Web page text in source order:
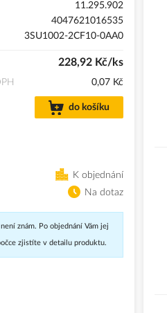
11.295.902
4047621016535
3SU1002-2CF10-0AA0
228,92 Kč/ks
0,07 Kč
do košíku
K objednání
Na dotaz
znám. Po objednání Vám jej
zjistíte v detailu produktu.